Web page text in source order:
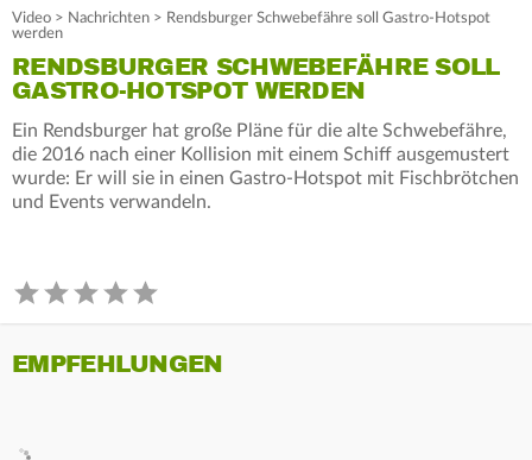
Video > Nachrichten > Rendsburger Schwebefähre soll Gastro-Hotspot
werden
RENDSBURGER SCHWEBEFÄHRE SOLL
GASTRO-HOTSPOT WERDEN
Ein Rendsburger hat große Pläne für die alte Schwebefähre,
die 2016 nach einer Kollision mit einem Schiff ausgemustert
wurde: Er will sie in einen Gastro-Hotspot mit Fischbrötchen
und Events verwandeln.
EMPFEHLUNGEN